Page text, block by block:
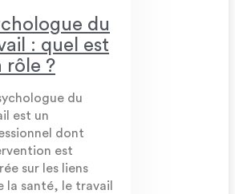
du
: quel est
rôle ?
du
est un
dont
est
sur les liens
la santé, le travail